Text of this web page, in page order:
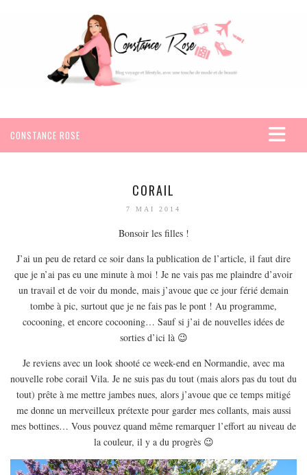
CONSTANCE ROSE
AMÉRIQUE
MEXIQUE
EUROPE
GRÈCE
HONGRIE
ITALIE
PAYS BAS
RÉPUBLIQUE TCHÈQUE
CORAIL
7 MAI 2014
Bonsoir les filles !
J’ai un peu de retard ce soir dans la publication de l’article, il faut dire
que je n’ai pas eu une minute à moi ! Je ne vais pas me plaindre d’avoir
un travail et de voir du monde, mais j’avoue que ce jour férié demain
tombe à pic, surtout que je ne fais pas le pont ! Au programme,
cocooning, et encore cocooning… Sauf si j’ai de nouvelles idées de
sorties d’ici là 😉
Je reviens avec un look shooté ce week-end en Normandie, avec ma
nouvelle robe corail Vila. Je ne suis pas du tout (mais alors pas du tout du
tout) prête à me mettre jambes nues, alors j’avoue que ce temps mitigé
me donne un merveilleux prétexte pour garder mes collants, mais aussi
mes bottines… Vous pouvez quand même remarquer l’effort au niveau de
la couleur, il y a du progrès 😉